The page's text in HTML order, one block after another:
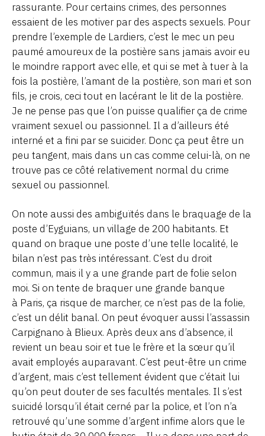
rassurante. Pour certains crimes, des personnes
essaient de les motiver par des aspects sexuels. Pour
prendre l’exemple de Lardiers, c’est le mec un peu
paumé amoureux de la postière sans jamais avoir eu
le moindre rapport avec elle, et qui se met à tuer à la
fois la postière, l’amant de la postière, son mari et son
fils, je crois, ceci tout en lacérant le lit de la postière.
Je ne pense pas que l’on puisse qualifier ça de crime
vraiment sexuel ou passionnel. Il a d’ailleurs été
interné et a fini par se suicider. Donc ça peut être un
peu tangent, mais dans un cas comme celui-là, on ne
trouve pas ce côté relativement normal du crime
sexuel ou passionnel.
On note aussi des ambiguïtés dans le braquage de la
poste d’Eyguians, un village de 200 habitants. Et
quand on braque une poste d’une telle localité, le
bilan n’est pas très intéressant. C’est du droit
commun, mais il y a une grande part de folie selon
moi. Si on tente de braquer une grande banque
à Paris, ça risque de marcher, ce n’est pas de la folie,
c’est un délit banal. On peut évoquer aussi l’assassin
Carpignano à Blieux. Après deux ans d’absence, il
revient un beau soir et tue le frère et la sœur qu’il
avait employés auparavant. C’est peut-être un crime
d’argent, mais c’est tellement évident que c’était lui
qu’on peut douter de ses facultés mentales. Il s’est
suicidé lorsqu’il était cerné par la police, et l’on n’a
retrouvé qu’une somme d’argent infime alors que le